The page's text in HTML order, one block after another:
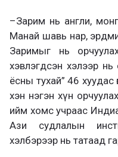
–Зарим нь англи,
Манай шавь нар,
Заримыг нь
хэвлэгдсэн хэлээр
ёсны тухай” 46 хуудас
хэн нэгэн хүн
ийм хомс учраас
Ази судлалын
хэлбэрээр нь татаад